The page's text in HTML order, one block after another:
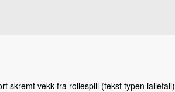
skremt vekk fra rollespill (tekst typen iallefall)